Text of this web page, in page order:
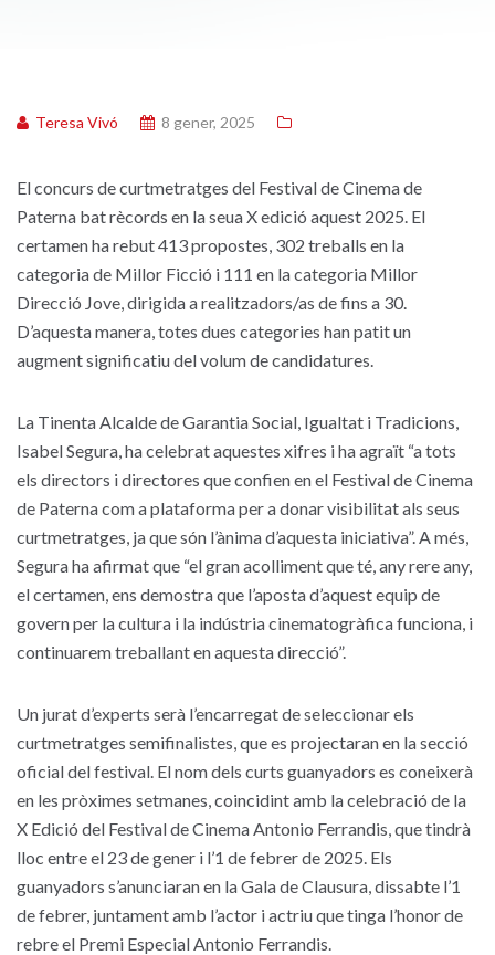
Teresa Vivó 8 gener, 2025
El concurs de curtmetratges del Festival de Cinema de
Paterna bat rècords en la seua X edició aquest 2025. El
certamen ha rebut 413 propostes, 302 treballs en la
categoria de Millor Ficció i 111 en la categoria Millor
Direcció Jove, dirigida a realitzadors/as de fins a 30.
D’aquesta manera, totes dues categories han patit un
augment significatiu del volum de candidatures.
La Tinenta Alcalde de Garantia Social, Igualtat i Tradicions,
Isabel Segura, ha celebrat aquestes xifres i ha agraït “a tots
els directors i directores que confien en el Festival de Cinema
de Paterna com a plataforma per a donar visibilitat als seus
curtmetratges, ja que són l’ànima d’aquesta iniciativa”. A més,
Segura ha afirmat que “el gran acolliment que té, any rere any,
el certamen, ens demostra que l’aposta d’aquest equip de
govern per la cultura i la indústria cinematogràfica funciona, i
continuarem treballant en aquesta direcció”.
Un jurat d’experts serà l’encarregat de seleccionar els
curtmetratges semifinalistes, que es projectaran en la secció
oficial del festival. El nom dels curts guanyadors es coneixerà
en les pròximes setmanes, coincidint amb la celebració de la
X Edició del Festival de Cinema Antonio Ferrandis, que tindrà
lloc entre el 23 de gener i l’1 de febrer de 2025. Els
guanyadors s’anunciaran en la Gala de Clausura, dissabte l’1
de febrer, juntament amb l’actor i actriu que tinga l’honor de
rebre el Premi Especial Antonio Ferrandis.